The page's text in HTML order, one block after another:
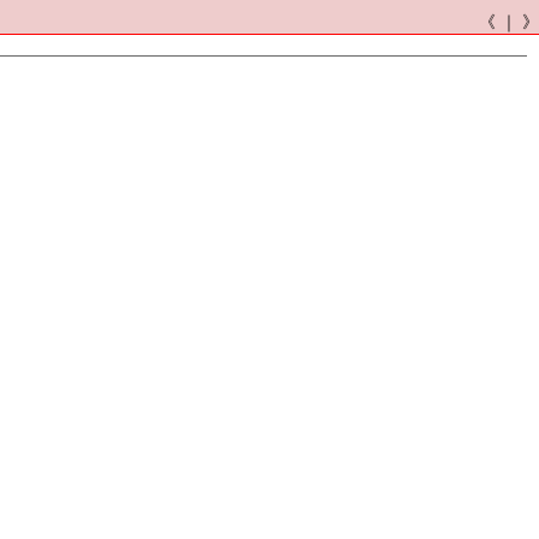
《 ｜ 》